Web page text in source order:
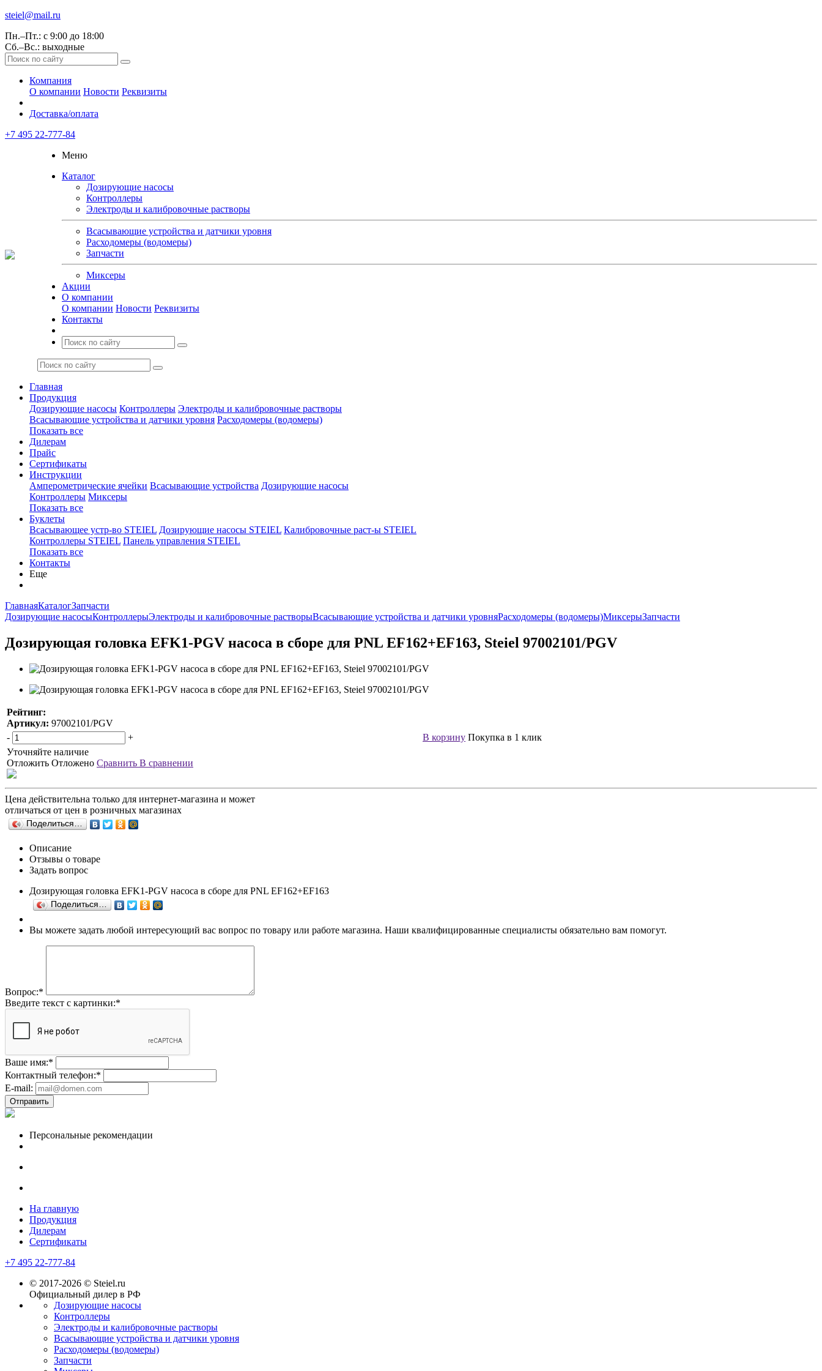
steiel@mail.ru
Пн.–Пт.: с 9:00 до 18:00
Сб.–Вс.: выходные
Компания
О компании Новости Реквизиты
Доставка/оплата
+7 495 22-777-84
Меню
Каталог
Дозирующие насосы
Контроллеры
Электроды и калибровочные растворы
Всасывающие устройства и датчики уровня
Расходомеры (водомеры)
Запчасти
Миксеры
Акции
О компании
О компании Новости Реквизиты
Контакты
Главная
Продукция
Дозирующие насосы Контроллеры Электроды и калибровочные растворы
Всасывающие устройства и датчики уровня Расходомеры (водомеры)
Показать все
Дилерам
Прайс
Сертификаты
Инструкции
Амперометрические ячейки Всасывающие устройства Дозирующие насосы
Контроллеры Миксеры
Показать все
Буклеты
Всасывающее устр-во STEIEL Дозирующие насосы STEIEL Калибровочные раст-ы STEIEL
Контроллеры STEIEL Панель управления STEIEL
Показать все
Контакты
Еще
ГлавнаяКаталогЗапчасти
Дозирующие насосыКонтроллерыЭлектроды и калибровочные растворыВсасывающие устройства и датчики уровняРасходомеры (водомеры)МиксерыЗапчасти
Дозирующая головка EFK1-PGV насоса в сборе для PNL EF162+EF163, Steiel 97002101/PGV
Рейтинг:
Артикул: 97002101/PGV
-
+ В корзину Покупка в 1 клик
Уточняйте наличие
Отложить Отложено Сравнить В сравнении
Цена действительна только для интернет-магазина и может
отличаться от цен в розничных магазинах
Поделиться…
Описание
Отзывы о товаре
Задать вопрос
Дозирующая головка EFK1-PGV насоса в сборе для PNL EF162+EF163
Поделиться…
Вы можете задать любой интересующий вас вопрос по товару или работе магазина. Наши квалифицированные специалисты обязательно вам помогут.
Вопрос:*
Введите текст с картинки:*
Ваше имя:*
Контактный телефон:*
E-mail:
Отправить
Персональные рекомендации
На главную
Продукция
Дилерам
Сертификаты
+7 495 22-777-84
© 2017-2026 © Steiel.ru
Официальный дилер в РФ
Дозирующие насосы
Контроллеры
Электроды и калибровочные растворы
Всасывающие устройства и датчики уровня
Расходомеры (водомеры)
Запчасти